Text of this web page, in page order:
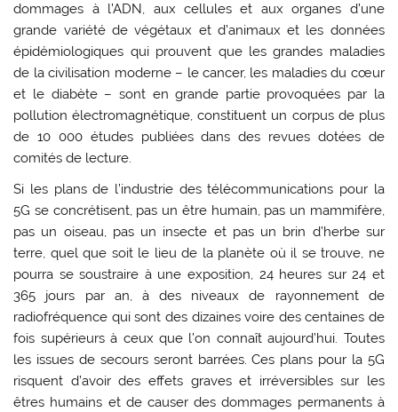
dommages à l’ADN, aux cellules et aux organes d’une
grande variété de végétaux et d’animaux et les données
épidémiologiques qui prouvent que les grandes maladies
de la civilisation moderne – le cancer, les maladies du cœur
et le diabète – sont en grande partie provoquées par la
pollution électromagnétique, constituent un corpus de plus
de 10 000 études publiées dans des revues dotées de
comités de lecture.
Si les plans de l’industrie des télécommunications pour la
5G se concrétisent, pas un être humain, pas un mammifère,
pas un oiseau, pas un insecte et pas un brin d’herbe sur
terre, quel que soit le lieu de la planète où il se trouve, ne
pourra se soustraire à une exposition, 24 heures sur 24 et
365 jours par an, à des niveaux de rayonnement de
radiofréquence qui sont des dizaines voire des centaines de
fois supérieurs à ceux que l’on connaît aujourd’hui. Toutes
les issues de secours seront barrées. Ces plans pour la 5G
risquent d’avoir des effets graves et irréversibles sur les
êtres humains et de causer des dommages permanents à